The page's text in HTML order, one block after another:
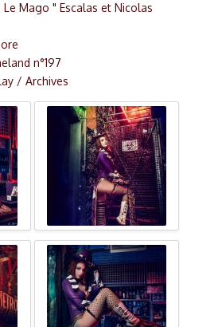
Le Mago " Escalas et Nicolas
n°197
/ Archives